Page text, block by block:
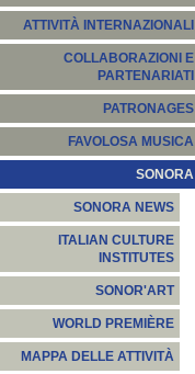
ATTIVITÀ INTERNAZIONALI
COLLABORAZIONI E
PARTENARIATI
PATRONAGES
FAVOLOSA MUSICA
SONORA
SONORA NEWS
ITALIAN CULTURE
INSTITUTES
SONOR'ART
WORLD PREMIÈRE
MAPPA DELLE ATTIVITÀ